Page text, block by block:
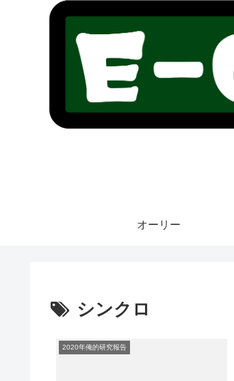
オーリー
シンクロ
2020年俺的研究報告